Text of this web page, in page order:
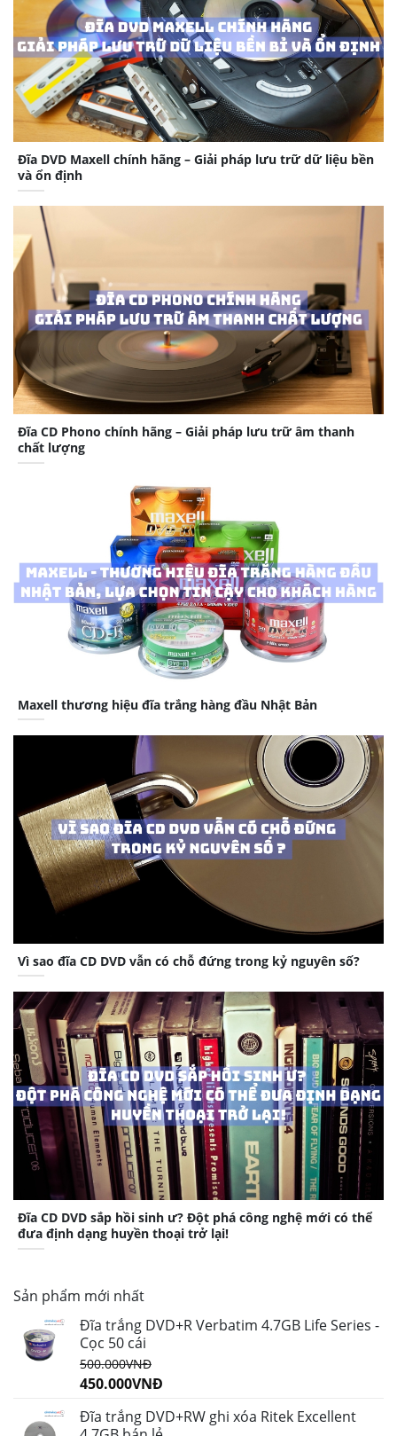
Đĩa DVD Maxell chính hãng – Giải pháp lưu trữ dữ liệu bền
và ổn định
Đĩa CD Phono chính hãng – Giải pháp lưu trữ âm thanh
chất lượng
Maxell thương hiệu đĩa trắng hàng đầu Nhật Bản
Vì sao đĩa CD DVD vẫn có chỗ đứng trong kỷ nguyên số?
Đĩa CD DVD sắp hồi sinh ư? Đột phá công nghệ mới có thể
đưa định dạng huyền thoại trở lại!
Sản phẩm mới nhất
Đĩa trắng DVD+R Verbatim 4.7GB Life Series -
Cọc 50 cái
500.000VNĐ
450.000VNĐ
Đĩa trắng DVD+RW ghi xóa Ritek Excellent